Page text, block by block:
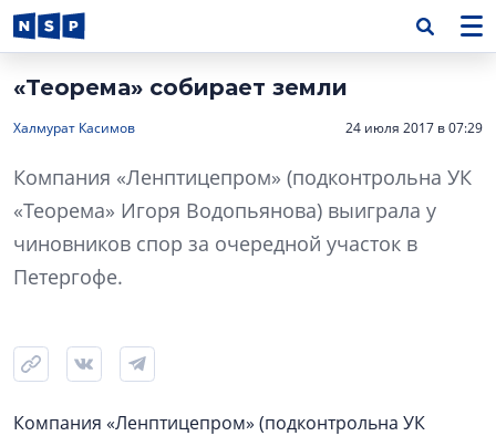
«Теорема» собирает земли
Халмурат Касимов 24 июля 2017 в 07:29
Компания «Ленптицепром» (подконтрольна УК
«Теорема» Игоря Водопьянова) выиграла у
чиновников спор за очередной участок в
Петергофе.
Компания «Ленптицепром» (подконтрольна УК